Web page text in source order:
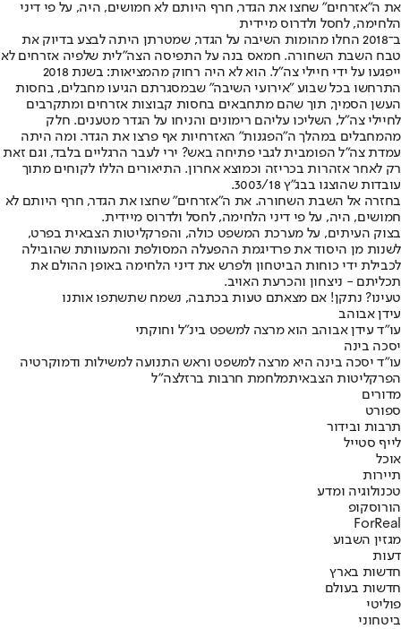
את ה"אזרחים" שחצו את הגדר, חרף היותם לא חמושים, היה, על פי דיני
הלחימה, לחסל ולדרוס מיידית
ב־2018 החלו מהומות השיבה על הגדר, שמטרתן היתה לבצע בדיוק את
טבח השבת השחורה. חמאס בנה על התפיסה הצה"לית שלפיה אזרחים לא
ייפגעו על ידי חיילי צה"ל. הוא לא היה רחוק מהמציאות: בשנת 2018
התרחשו בכל שבוע "אירועי השיבה" שבמסגרתם הגיעו מחבלים, בחסות
העשן הסמיך, תוך שהם מתחבאים בחסות קבוצות אזרחים ומתקרבים
לחיילי צה"ל, השליכו עליהם רימונים והניחו על הגדר מטענים. חלק
מהמחבלים במהלך ה"הפגנות" האזרחיות אף פרצו את הגדר. ומה היתה
עמדת צה"ל הפומבית לגבי פתיחה באש? ירי לעבר הרגליים בלבד, וגם זאת
רק לאחר אזהרות בכריזה וכמוצא אחרון. התיאורים הללו לקוחים מתוך
עובדות שהוצגו בבג"ץ 3003/18.
בחזרה אל השבת השחורה. את ה"אזרחים" שחצו את הגדר, חרף היותם לא
חמושים, היה, על פי דיני הלחימה, לחסל ולדרוס מיידית.
בצוק העיתים, על מערכת המשפט כולה, והפרקליטות הצבאית בפרט,
לשנות מן היסוד את פרדיגמת ההפעלה המסולפת והמעוותת שהובילה
לכבילת ידי כוחות הביטחון ולפרש את דיני הלחימה באופן ההולם את
תכליתם - ניצחון והכרעת האויב.
טעינו? נתקן! אם מצאתם טעות בכתבה, נשמח שתשתפו אותנו
עידן אבוהב
עו"ד עידן אבוהב הוא מרצה למשפט בינ"ל וחוקתי
יסכה בינה
עו"ד יסכה בינה היא מרצה למשפט וראש התנועה למשילות ודמוקרטיה
הפרקליטות הצבאיתמלחמת חרבות ברזלצה"ל
מדורים
ספורט
תרבות ובידור
לייף סטייל
אוכל
תיירות
טכנולוגיה ומדע
הורוסקופ
ForReal
מגזין השבוע
דעות
חדשות בארץ
חדשות בעולם
פוליטי
ביטחוני